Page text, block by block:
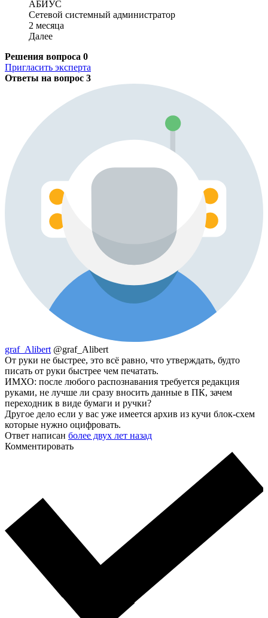
АБИУС
Сетевой системный администратор
2 месяца
Далее
Решения вопроса 0
Пригласить эксперта
Ответы на вопрос 3
graf_Alibert @graf_Alibert
От руки не быстрее, это всё равно, что утверждать, будто
писать от руки быстрее чем печатать.
ИМХО: после любого распознавания требуется редакция
руками, не лучше ли сразу вносить данные в ПК, зачем
переходник в виде бумаги и ручки?
Другое дело если у вас уже имеется архив из кучи блок-схем
которые нужно оцифровать.
Ответ написан более двух лет назад
Комментировать